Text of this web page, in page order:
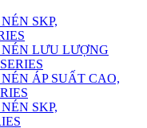
SKP,
LƯU LƯỢNG
ÁP SUẤT CAO,
SKP,